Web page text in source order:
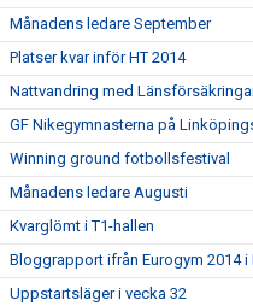
Månadens ledare September
Platser kvar inför HT 2014
Nattvandring med
GF Nikegymnasterna på
Winning ground fotbollsfestival
Månadens ledare Augusti
Kvarglömt i T1-hallen
Bloggrapport ifrån Eurogym 2014
Uppstartsläger i vecka 32